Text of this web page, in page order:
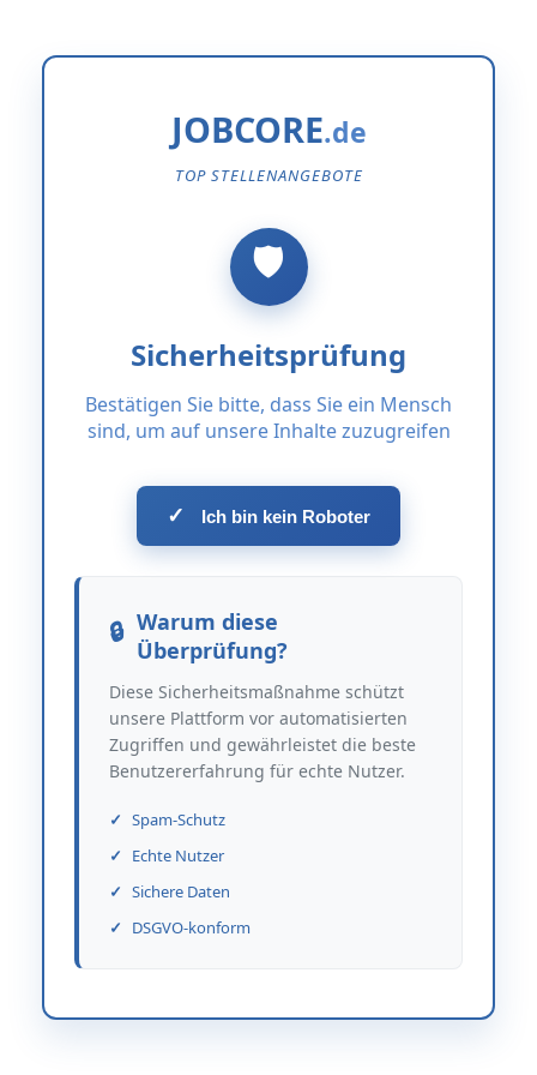
JOBCORE
TOP STELLENANGEBOTE
Sicherheitsprüfung
Bestätigen Sie bitte, dass Sie ein Mensch
sind, um auf unsere Inhalte zuzugreifen
✓ Ich bin kein Roboter
Warum diese
Überprüfung?
Diese Sicherheitsmaßnahme schützt
unsere Plattform vor automatisierten
Zugriffen und gewährleistet die beste
Benutzererfahrung für echte Nutzer.
Spam-Schutz
Echte Nutzer
Sichere Daten
DSGVO-konform